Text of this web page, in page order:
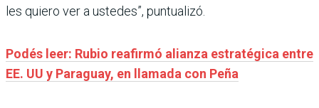
les quiero ver a ustedes”, puntualizó.
Podés leer: Rubio reafirmó alianza estratégica entre
EE. UU y Paraguay, en llamada con Peña